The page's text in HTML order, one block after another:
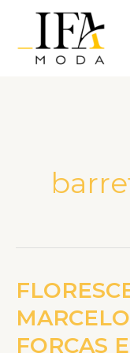
FORÇAS
FLORESCER:
BARRETO
E
MARCELO